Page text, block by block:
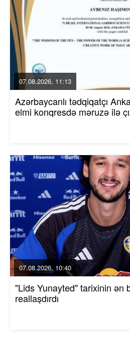
07.08.2026, 11:13
Azərbaycanlı tədqiqatçı
elmi konqresdə məruzə ilə
07.08.2026, 10:40
"Lids Yunayted" tarixinin ən
reallaşdırdı